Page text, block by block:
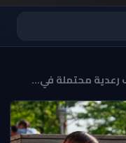
رعدية محتملة في...